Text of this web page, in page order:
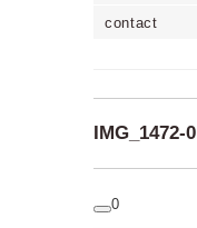
contact
IMG_1472-0
0